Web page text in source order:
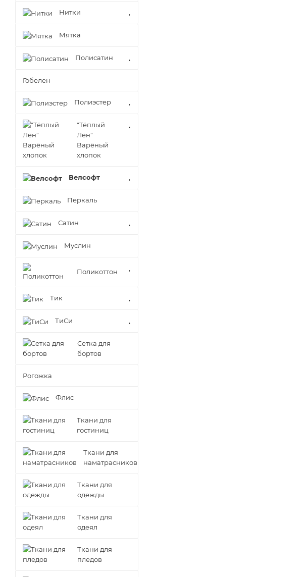
Нитки
Мятка
Полисатин
Гобелен
Полиэстер
"Тёплый
Лён"
Варёный
хлопок
Велсофт
Перкаль
Сатин
Муслин
Поликоттон
Тик
ТиСи
Сетка для
бортов
Рогожка
Флис
Ткани для
гостиниц
Ткани для
наматрасников
Ткани для
одежды
Ткани для
одеял
Ткани для
пледов